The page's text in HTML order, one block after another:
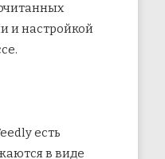
и настройкой
есть
в виде